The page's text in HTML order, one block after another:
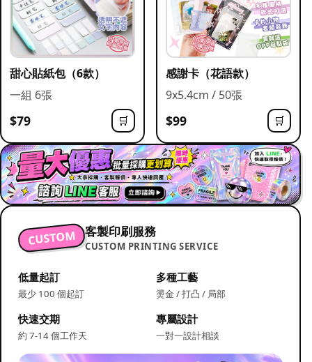
甜心貼紙包（6款）
一組 6張
$79 🛒
感謝卡（花語款）
9x5.4cm / 50張
$99 🛒
CUSTOM 客製印刷服務
CUSTOM PRINTING SERVICE
低量起訂
最少 100 個起訂
多種工藝
燙金 / 打凸 / 局部
快速交期
約 7-14 個工作天
專屬設計
一對一設計相談